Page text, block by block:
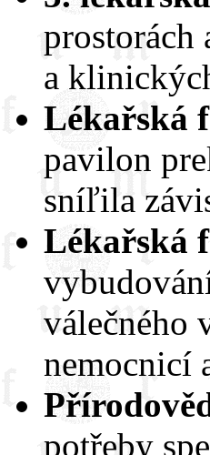
a
Lékařská
pavilon
sníľila
Lékařská
válečného
nemocnicí
potřeby